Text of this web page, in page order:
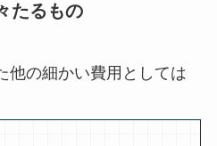
たるもの
他の細かい費用としては